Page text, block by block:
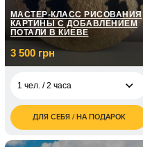
МАСТЕР-КЛАСС РИСОВАНИЯ
КАРТИНЫ С ДОБАВЛЕНИЕМ
ПОТАЛИ В КИЕВЕ
3 500 грн
1 чел. / 2 часа
3 500
грн
ДЛЯ СЕБЯ / НА ПОДАРОК